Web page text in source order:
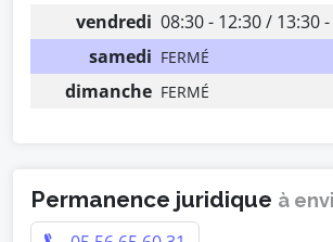
vendredi 08:30 - 12:30 / 13:30
samedi FERMÉ
dimanche FERMÉ
Permanence juridique à